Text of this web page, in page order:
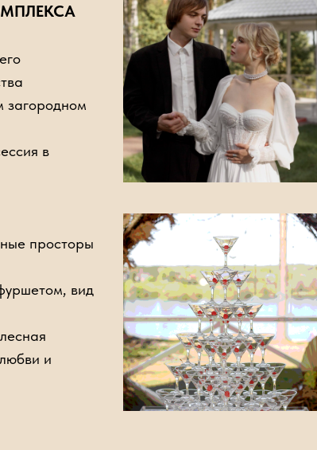
ПИТАНИЯ ДЛЯ ВАШЕГО
Банкетное меню от
меню от шеф-повара комплекса "Семь Озёр"
загородном
в
просторы
вид
и